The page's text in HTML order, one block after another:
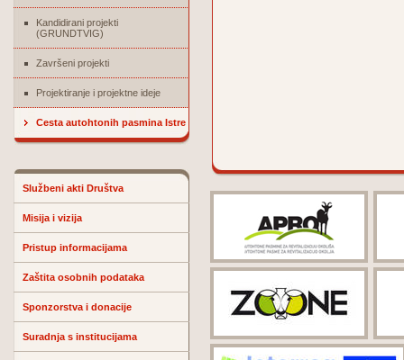
Kandidirani projekti
(GRUNDTVIG)
Završeni projekti
Projektiranje i projektne ideje
Cesta autohtonih pasmina Istre
Službeni akti Društva
Misija i vizija
Pristup informacijama
Zaštita osobnih podataka
Sponzorstva i donacije
Suradnja s institucijama